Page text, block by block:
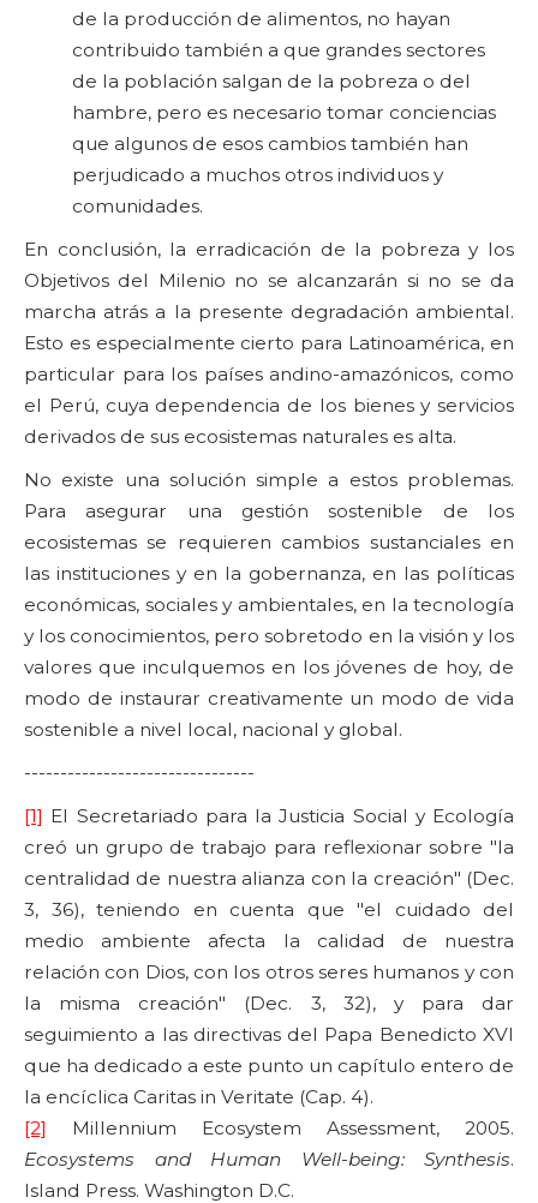
de la producción de alimentos, no hayan
contribuido también a que grandes sectores
de la población salgan de la pobreza o del
hambre, pero es necesario tomar conciencias
que algunos de esos cambios también han
perjudicado a muchos otros individuos y
comunidades.
En conclusión, la erradicación de la pobreza y los
Objetivos del Milenio no se alcanzarán si no se da
marcha atrás a la presente degradación ambiental.
Esto es especialmente cierto para Latinoamérica, en
particular para los países andino-amazónicos, como
el Perú, cuya dependencia de los bienes y servicios
derivados de sus ecosistemas naturales es alta.
No existe una solución simple a estos problemas.
Para asegurar una gestión sostenible de los
ecosistemas se requieren cambios sustanciales en
las instituciones y en la gobernanza, en las políticas
económicas, sociales y ambientales, en la tecnología
y los conocimientos, pero sobretodo en la visión y los
valores que inculquemos en los jóvenes de hoy, de
modo de instaurar creativamente un modo de vida
sostenible a nivel local, nacional y global.
--------------------------------
[1] El Secretariado para la Justicia Social y Ecología
creó un grupo de trabajo para reflexionar sobre "la
centralidad de nuestra alianza con la creación" (Dec.
3, 36), teniendo en cuenta que "el cuidado del
medio ambiente afecta la calidad de nuestra
relación con Dios, con los otros seres humanos y con
la misma creación" (Dec. 3, 32), y para dar
seguimiento a las directivas del Papa Benedicto XVI
que ha dedicado a este punto un capítulo entero de
la encíclica Caritas in Veritate (Cap. 4).
[2]
Millennium Ecosystem Assessment, 2005.
Ecosystems and Human Well-being: Synthesis.
Island Press. Washington D.C.